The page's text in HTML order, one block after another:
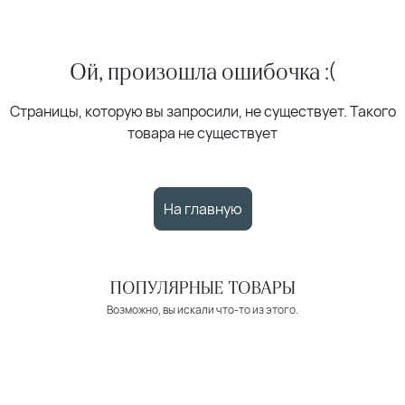
Ой, произошла ошибочка :(
Страницы, которую вы запросили, не существует. Такого
товара не существует
На главную
ПОПУЛЯРНЫЕ ТОВАРЫ
Возможно, вы искали что-то из этого.